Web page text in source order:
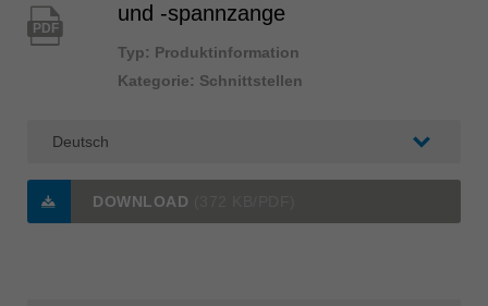
PDF
und -spannzange
Typ: Produktinformation
Kategorie: Schnittstellen
DOWNLOAD